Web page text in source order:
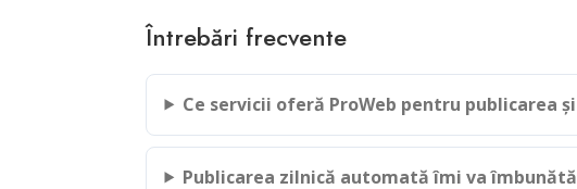
Întrebări frecvente
Ce servicii oferă ProWeb pentru publicarea
Publicarea zilnică automată îmi va